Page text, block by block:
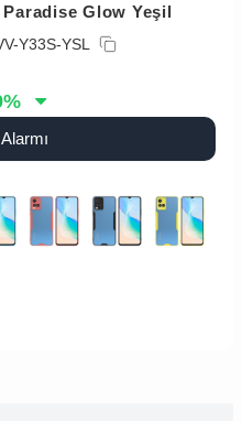
Glow Yeşil
Y33S-YSL
%